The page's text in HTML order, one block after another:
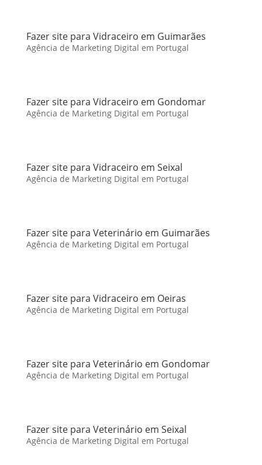
Fazer site para Vidraceiro em Guimarães
Agência de Marketing Digital em Portugal
Fazer site para Vidraceiro em Gondomar
Agência de Marketing Digital em Portugal
Fazer site para Vidraceiro em Seixal
Agência de Marketing Digital em Portugal
Fazer site para Veterinário em Guimarães
Agência de Marketing Digital em Portugal
Fazer site para Vidraceiro em Oeiras
Agência de Marketing Digital em Portugal
Fazer site para Veterinário em Gondomar
Agência de Marketing Digital em Portugal
Fazer site para Veterinário em Seixal
Agência de Marketing Digital em Portugal